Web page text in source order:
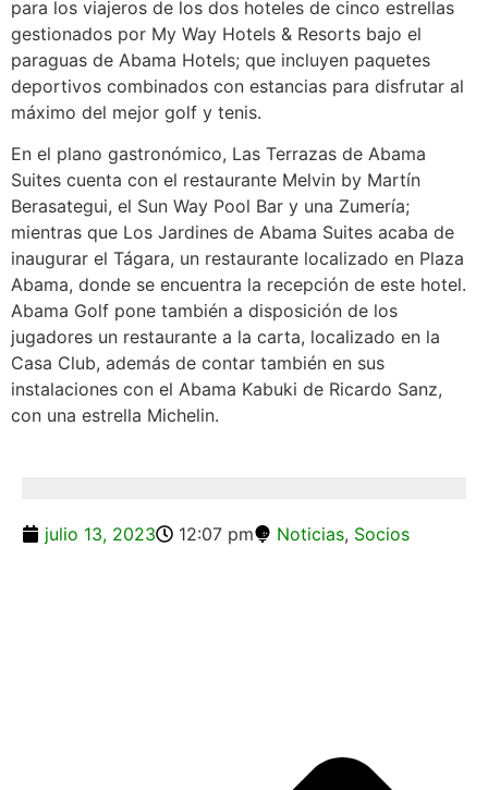
para los viajeros de los dos hoteles de cinco estrellas
gestionados por My Way Hotels & Resorts bajo el
paraguas de Abama Hotels; que incluyen paquetes
deportivos combinados con estancias para disfrutar al
máximo del mejor golf y tenis.
En el plano gastronómico, Las Terrazas de Abama
Suites cuenta con el restaurante Melvin by Martín
Berasategui, el Sun Way Pool Bar y una Zumería;
mientras que Los Jardines de Abama Suites acaba de
inaugurar el Tágara, un restaurante localizado en Plaza
Abama, donde se encuentra la recepción de este hotel.
Abama Golf pone también a disposición de los
jugadores un restaurante a la carta, localizado en la
Casa Club, además de contar también en sus
instalaciones con el Abama Kabuki de Ricardo Sanz,
con una estrella Michelin.
julio 13, 2023 12:07 pm Noticias, Socios